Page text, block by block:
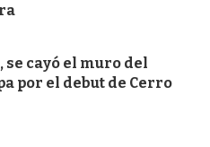
cayó el muro del
por el debut de Cerro